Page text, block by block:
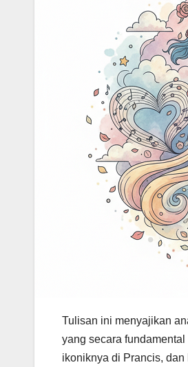
Tulisan ini menyajikan
yang secara
ikoniknya di Prancis,